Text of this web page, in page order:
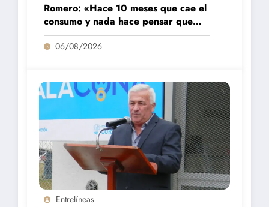
Romero: «Hace 10 meses que cae el
consumo y nada hace pensar que
vaya a repuntar»
06/08/2026
Entrelíneas